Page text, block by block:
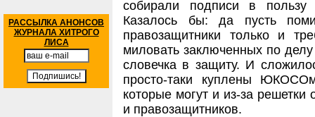
РАССЫЛКА АНОНСОВ
ЖУРНАЛА ХИТРОГО
ЛИСА
собирали подписи в
Казалось бы: да пусть
правозащитники только и
миловать заключенных по
словечка в защиту. И
просто-таки куплены
которые могут и из-за решетки
и правозащитников.